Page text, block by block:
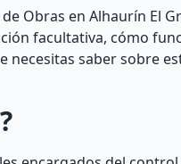
Obras en Alhaurín El
facultativa, cómo
saber sobre